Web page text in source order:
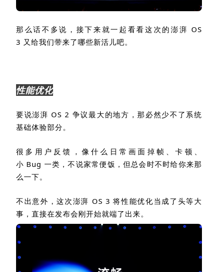
那么话不多说，接下来就一起看看这次的澎湃 OS
3 又给我们带来了哪些新活儿吧。
性能优化
要说澎湃 OS 2 争议最大的地方，那必然少不了系统
基础体验部分。
很多用户反馈，像什么日常画面掉帧、卡顿、
小 Bug 一类，不说家常便饭，但总会时不时给你来那
么一下。
不出意外，这次澎湃 OS 3将性能优化当成了头等大
事，直接在发布会刚开始就端了出来。